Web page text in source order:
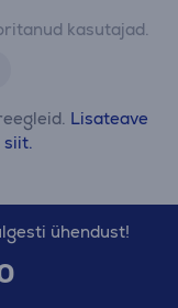
kasutajad.
Lisateave
siit.
ühendust!